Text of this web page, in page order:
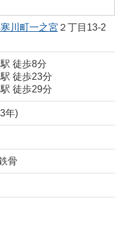
川町一之宮 ２丁目13-2
駅 徒歩8分
駅 徒歩23分
駅 徒歩29分
年)
骨